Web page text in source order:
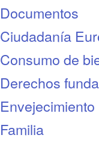
Documentos
Ciudadanía
Consumo de
Derechos
Familia